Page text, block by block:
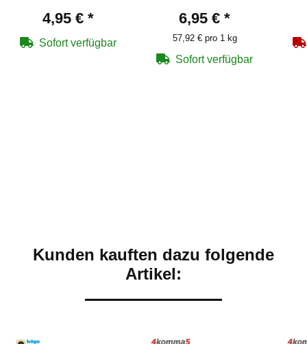
Messing überzogen
für Co2-Waffen
4,95 € *
Sofort verfügbar
6,95 € *
57,92 € pro 1 kg
Sofort verfügbar
Kunden kauften dazu folgende
Artikel: